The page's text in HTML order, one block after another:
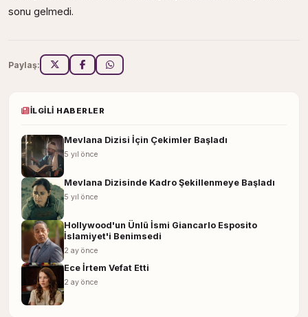
sonu gelmedi.
Paylaş:
İLGILI HABERLER
Mevlana Dizisi İçin Çekimler Başladı
5 yıl önce
Mevlana Dizisinde Kadro Şekillenmeye Başladı
5 yıl önce
Hollywood'un Ünlü İsmi Giancarlo Esposito
İslamiyet'i Benimsedi
2 ay önce
Ece İrtem Vefat Etti
2 ay önce